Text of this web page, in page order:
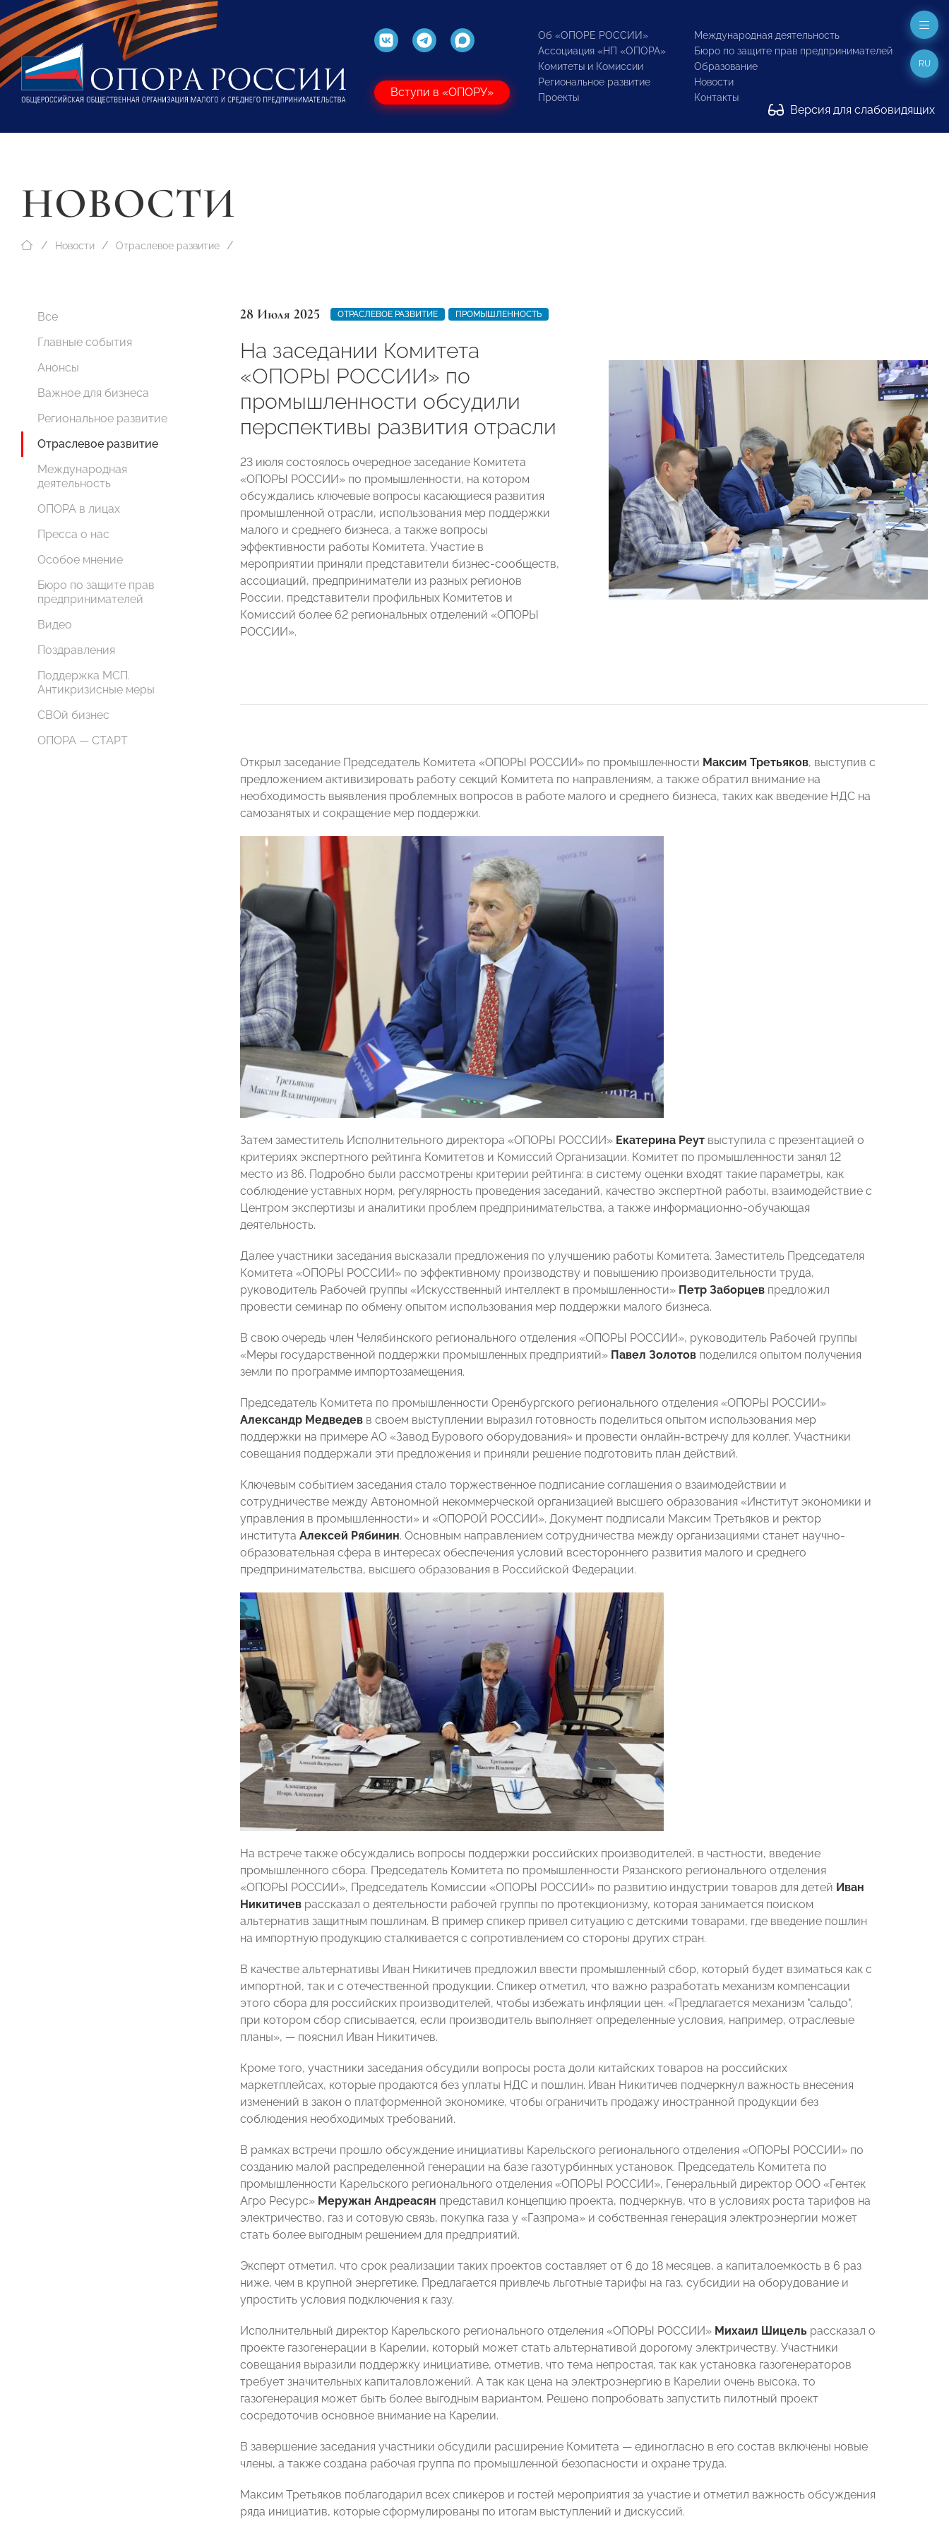
Вступи в «ОПОРУ»
Об «ОПОРЕ РОССИИ»
Ассоциация «НП «ОПОРА»
Комитеты и Комиссии
Региональное развитие
Проекты
Международная деятельность
Бюро по защите прав предпринимателей
Образование
Новости
Контакты
Версия для слабовидящих
RU
НОВОСТИ
Новости Отраслевое развитие
Все
Главные события
Анонсы
Важное для бизнеса
Региональное развитие
Отраслевое развитие
Международная
деятельность
ОПОРА в лицах
Пресса о нас
Особое мнение
Бюро по защите прав
предпринимателей
Видео
Поздравления
Поддержка МСП.
Антикризисные меры
СВОй бизнес
ОПОРА — СТАРТ
28 Июля 2025 ОТРАСЛЕВОЕ РАЗВИТИЕ ПРОМЫШЛЕННОСТЬ
На заседании Комитета
«ОПОРЫ РОССИИ» по
промышленности обсудили
перспективы развития отрасли
23 июля состоялось очередное заседание Комитета
«ОПОРЫ РОССИИ» по промышленности, на котором
обсуждались ключевые вопросы касающиеся развития
промышленной отрасли, использования мер поддержки
малого и среднего бизнеса, а также вопросы
эффективности работы Комитета. Участие в
мероприятии приняли представители бизнес-сообществ,
ассоциаций, предприниматели из разных регионов
России, представители профильных Комитетов и
Комиссий более 62 региональных отделений «ОПОРЫ
РОССИИ».
Открыл заседание Председатель Комитета «ОПОРЫ РОССИИ» по промышленности Максим Третьяков, выступив с
предложением активизировать работу секций Комитета по направлениям, а также обратил внимание на
необходимость выявления проблемных вопросов в работе малого и среднего бизнеса, таких как введение НДС на
самозанятых и сокращение мер поддержки.
Затем заместитель Исполнительного директора «ОПОРЫ РОССИИ» Екатерина Реут выступила с презентацией о
критериях экспертного рейтинга Комитетов и Комиссий Организации. Комитет по промышленности занял 12
место из 86. Подробно были рассмотрены критерии рейтинга: в систему оценки входят такие параметры, как
соблюдение уставных норм, регулярность проведения заседаний, качество экспертной работы, взаимодействие с
Центром экспертизы и аналитики проблем предпринимательства, а также информационно-обучающая
деятельность.
Далее участники заседания высказали предложения по улучшению работы Комитета. Заместитель Председателя
Комитета «ОПОРЫ РОССИИ» по эффективному производству и повышению производительности труда,
руководитель Рабочей группы «Искусственный интеллект в промышленности» Петр Заборцев предложил
провести семинар по обмену опытом использования мер поддержки малого бизнеса.
В свою очередь член Челябинского регионального отделения «ОПОРЫ РОССИИ», руководитель Рабочей группы
«Меры государственной поддержки промышленных предприятий» Павел Золотов поделился опытом получения
земли по программе импортозамещения.
Председатель Комитета по промышленности Оренбургского регионального отделения «ОПОРЫ РОССИИ»
Александр Медведев в своем выступлении выразил готовность поделиться опытом использования мер
поддержки на примере АО «Завод Бурового оборудования» и провести онлайн-встречу для коллег. Участники
совещания поддержали эти предложения и приняли решение подготовить план действий.
Ключевым событием заседания стало торжественное подписание соглашения о взаимодействии и
сотрудничестве между Автономной некоммерческой организацией высшего образования «Институт экономики и
управления в промышленности» и «ОПОРОЙ РОССИИ». Документ подписали Максим Третьяков и ректор
института Алексей Рябинин. Основным направлением сотрудничества между организациями станет научно-
образовательная сфера в интересах обеспечения условий всестороннего развития малого и среднего
предпринимательства, высшего образования в Российской Федерации.
На встрече также обсуждались вопросы поддержки российских производителей, в частности, введение
промышленного сбора. Председатель Комитета по промышленности Рязанского регионального отделения
«ОПОРЫ РОССИИ», Председатель Комиссии «ОПОРЫ РОССИИ» по развитию индустрии товаров для детей Иван
Никитичев рассказал о деятельности рабочей группы по протекционизму, которая занимается поиском
альтернатив защитным пошлинам. В пример спикер привел ситуацию с детскими товарами, где введение пошлин
на импортную продукцию сталкивается с сопротивлением со стороны других стран.
В качестве альтернативы Иван Никитичев предложил ввести промышленный сбор, который будет взиматься как с
импортной, так и с отечественной продукции. Спикер отметил, что важно разработать механизм компенсации
этого сбора для российских производителей, чтобы избежать инфляции цен. «Предлагается механизм "сальдо",
при котором сбор списывается, если производитель выполняет определенные условия, например, отраслевые
планы», — пояснил Иван Никитичев.
Кроме того, участники заседания обсудили вопросы роста доли китайских товаров на российских
маркетплейсах, которые продаются без уплаты НДС и пошлин. Иван Никитичев подчеркнул важность внесения
изменений в закон о платформенной экономике, чтобы ограничить продажу иностранной продукции без
соблюдения необходимых требований.
В рамках встречи прошло обсуждение инициативы Карельского регионального отделения «ОПОРЫ РОССИИ» по
созданию малой распределенной генерации на базе газотурбинных установок. Председатель Комитета по
промышленности Карельского регионального отделения «ОПОРЫ РОССИИ», Генеральный директор ООО «Гентек
Агро Ресурс» Меружан Андреасян представил концепцию проекта, подчеркнув, что в условиях роста тарифов на
электричество, газ и сотовую связь, покупка газа у «Газпрома» и собственная генерация электроэнергии может
стать более выгодным решением для предприятий.
Эксперт отметил, что срок реализации таких проектов составляет от 6 до 18 месяцев, а капиталоемкость в 6 раз
ниже, чем в крупной энергетике. Предлагается привлечь льготные тарифы на газ, субсидии на оборудование и
упростить условия подключения к газу.
Исполнительный директор Карельского регионального отделения «ОПОРЫ РОССИИ» Михаил Шицель рассказал о
проекте газогенерации в Карелии, который может стать альтернативой дорогому электричеству. Участники
совещания выразили поддержку инициативе, отметив, что тема непростая, так как установка газогенераторов
требует значительных капиталовложений. А так как цена на электроэнергию в Карелии очень высока, то
газогенерация может быть более выгодным вариантом. Решено попробовать запустить пилотный проект
сосредоточив основное внимание на Карелии.
В завершение заседания участники обсудили расширение Комитета — единогласно в его состав включены новые
члены, а также создана рабочая группа по промышленной безопасности и охране труда.
Максим Третьяков поблагодарил всех спикеров и гостей мероприятия за участие и отметил важность обсуждения
ряда инициатив, которые сформулированы по итогам выступлений и дискуссий.